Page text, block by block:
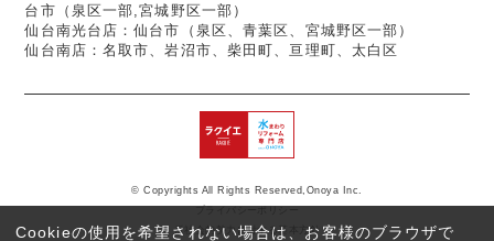
Cookieの使用を希望されない場合は、お客様のブラウザで
反社会的勢力に対する基本方針
© Copyrights All Rights Reserved,Onoya Inc.
台市（泉区一部,宮城野区一部）
仙台南光台店：仙台市（泉区、青葉区、宮城野区一部）
仙台南店：名取市、岩沼市、柴田町、亘理町、太白区